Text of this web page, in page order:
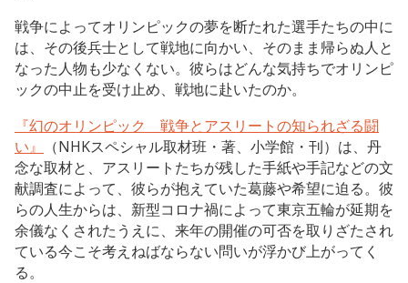
戦争によってオリンピックの夢を断たれた選手たちの中に
は、その後兵士として戦地に向かい、そのまま帰らぬ人と
なった人物も少なくない。彼らはどんな気持ちでオリンピ
ックの中止を受け止め、戦地に赴いたのか。
『幻のオリンピック 戦争とアスリートの知られざる闘
い』
（NHKスペシャル取材班・著、小学館・刊）は、丹
念な取材と、アスリートたちが残した手紙や手記などの文
献調査によって、彼らが抱えていた葛藤や希望に迫る。彼
らの人生からは、新型コロナ禍によって東京五輪が延期を
余儀なくされたうえに、来年の開催の可否を取りざたされ
ている今こそ考えねばならない問いが浮かび上がってく
る。